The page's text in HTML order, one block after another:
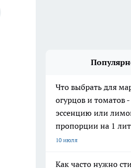
Что выбрать для
огурцов и томатов -
эссенцию или
пропорции на 1
10 июля
Как часто нужно